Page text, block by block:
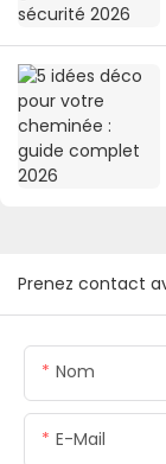
Prenez contact
Nom
E-Mail